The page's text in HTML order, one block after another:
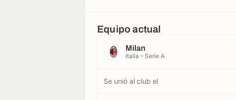
Equipo actual
Milan
Italia – Serie A
Se unió al club el